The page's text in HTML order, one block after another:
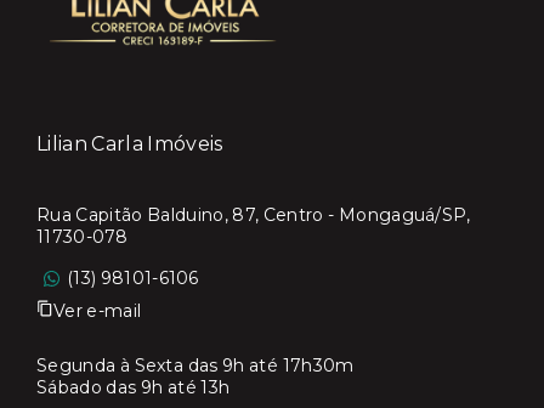
Lilian Carla Imóveis
Rua Capitão Balduino, 87, Centro - Mongaguá/SP,
11730-078
(13) 98101-6106
Ver e-mail
Segunda à Sexta das 9h até 17h30m
Sábado das 9h até 13h